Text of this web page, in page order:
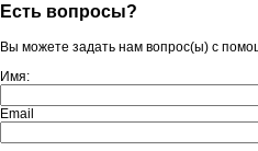
Есть вопросы?
Вы можете задать нам вопрос(ы) с
Имя:
Email